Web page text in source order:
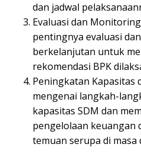
dan jadwal
Evaluasi dan
pentingnya evaluasi
berkelanjutan untuk
rekomendasi BPK
Peningkatan Kapasitas
mengenai langkah-
kapasitas SDM dan
pengelolaan keuangan
temuan serupa di masa